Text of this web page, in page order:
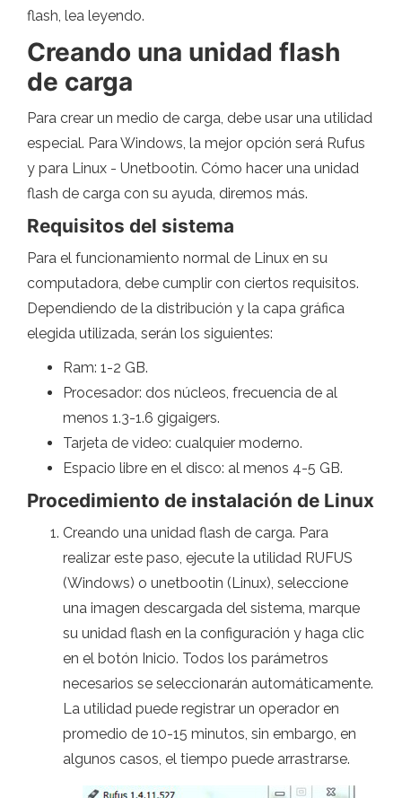
flash, lea leyendo.
Creando una unidad flash
de carga
Para crear un medio de carga, debe usar una utilidad
especial. Para Windows, la mejor opción será Rufus
y para Linux - Unetbootin. Cómo hacer una unidad
flash de carga con su ayuda, diremos más.
Requisitos del sistema
Para el funcionamiento normal de Linux en su
computadora, debe cumplir con ciertos requisitos.
Dependiendo de la distribución y la capa gráfica
elegida utilizada, serán los siguientes:
Ram: 1-2 GB.
Procesador: dos núcleos, frecuencia de al
menos 1.3-1.6 gigaigers.
Tarjeta de video: cualquier moderno.
Espacio libre en el disco: al menos 4-5 GB.
Procedimiento de instalación de Linux
Creando una unidad flash de carga. Para
realizar este paso, ejecute la utilidad RUFUS
(Windows) o unetbootin (Linux), seleccione
una imagen descargada del sistema, marque
su unidad flash en la configuración y haga clic
en el botón Inicio. Todos los parámetros
necesarios se seleccionarán automáticamente.
La utilidad puede registrar un operador en
promedio de 10-15 minutos, sin embargo, en
algunos casos, el tiempo puede arrastrarse.